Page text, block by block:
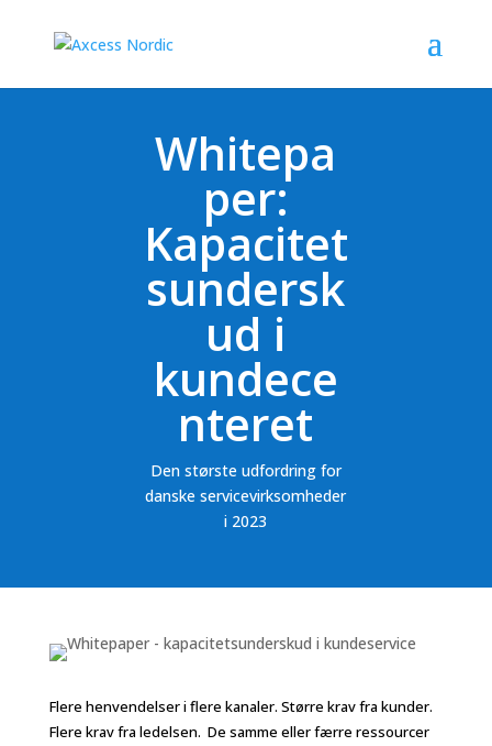
Whitepa
per:
Kapacitet
sundersk
ud i
kundece
nteret
Den største udfordring for
danske servicevirksomheder
i 2023
Flere henvendelser i flere kanaler. Større krav fra kunder.
Flere krav fra ledelsen. De samme eller færre ressourcer